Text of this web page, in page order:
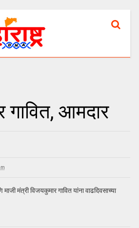
गावित, आमदार
मंत्री विजयकुमार गावित यांना वाढदिवसाच्या